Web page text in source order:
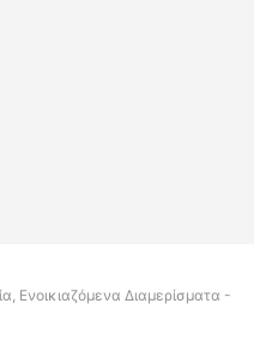
Ενοικιαζόμενα Διαμερίσματα -